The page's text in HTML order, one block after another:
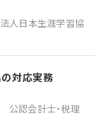
人日本生涯学習協
対応実務
公認会計士・税理